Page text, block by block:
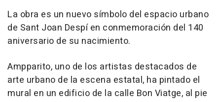
La obra es un nuevo símbolo del espacio urbano
de Sant Joan Despí en conmemoración del 140
aniversario de su nacimiento.
Ampparito, uno de los artistas destacados de
arte urbano de la escena estatal, ha pintado el
mural en un edificio de la calle Bon Viatge, al pie